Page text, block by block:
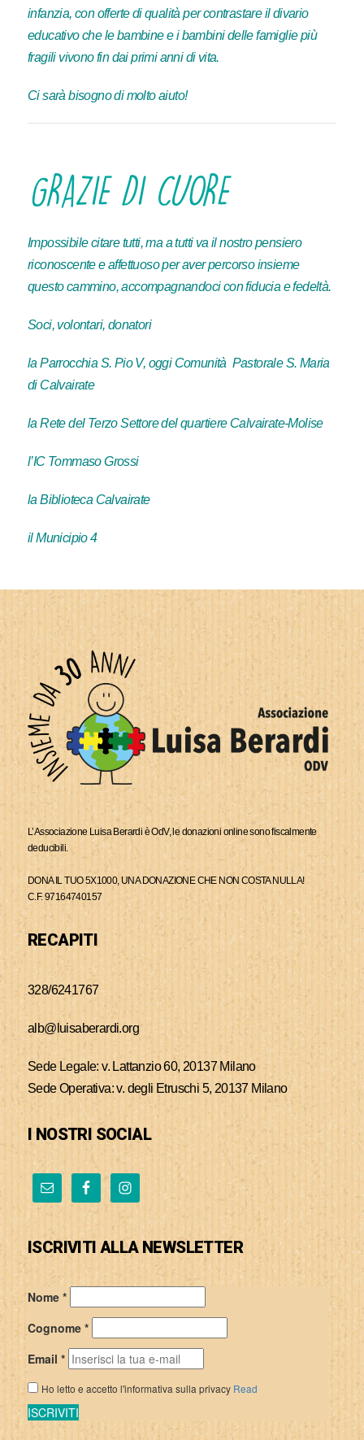
infanzia, con offerte di qualità per contrastare il divario
educativo che le bambine e i bambini delle famiglie più
fragili vivono fin dai primi anni di vita.
Ci sarà bisogno di molto aiuto!
GRAZIE DI CUORE
Impossibile citare tutti, ma a tutti va il nostro pensiero
riconoscente e affettuoso per aver percorso insieme
questo cammino, accompagnandoci con fiducia e fedeltà.
Soci, volontari, donatori
la Parrocchia S. Pio V, oggi Comunità Pastorale S. Maria
di Calvairate
la Rete del Terzo Settore del quartiere Calvairate-Molise
l’IC Tommaso Grossi
la Biblioteca Calvairate
il Municipio 4
L’Associazione Luisa Berardi è OdV, le donazioni online sono fiscalmente
deducibili.
DONA IL TUO 5X1000, UNA DONAZIONE CHE NON COSTA NULLA!
C.F. 97164740157
RECAPITI
328/6241767
alb@luisaberardi.org
Sede Legale: v. Lattanzio 60, 20137 Milano
Sede Operativa: v. degli Etruschi 5, 20137 Milano
I NOSTRI SOCIAL
ISCRIVITI ALLA NEWSLETTER